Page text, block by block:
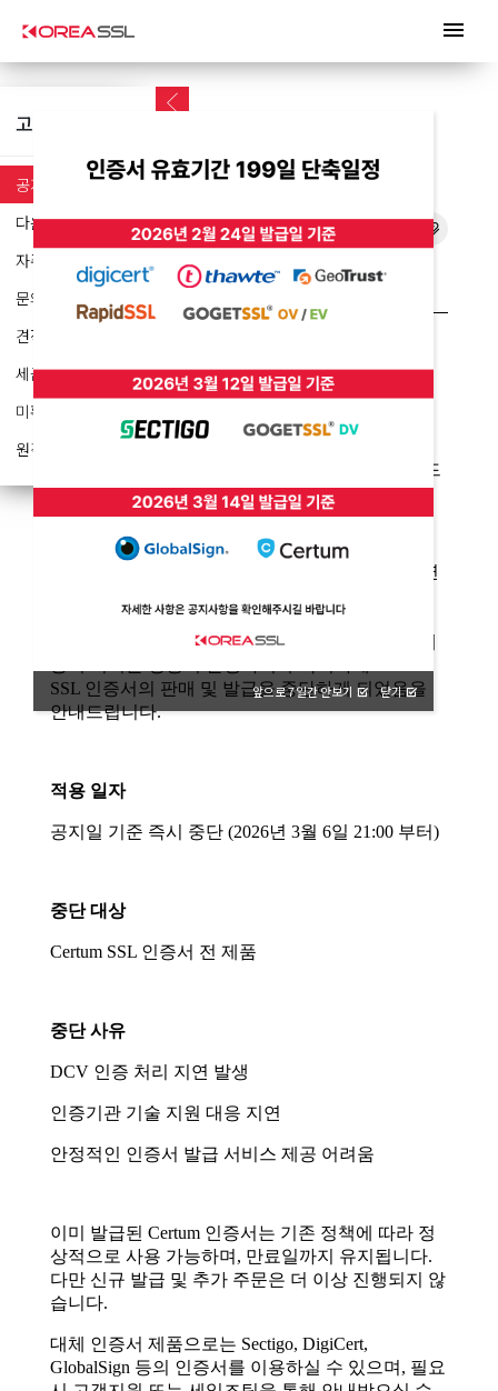
menu
고객지원
공지사항
다운로드
자주하는 질문
문의하기
견적서 요청
세금계산서 요청
미확인 입금
원격지원
공지사항
Certum SSL 인증서 발급 중단 안내
앞으로 7일간 안보기 닫기